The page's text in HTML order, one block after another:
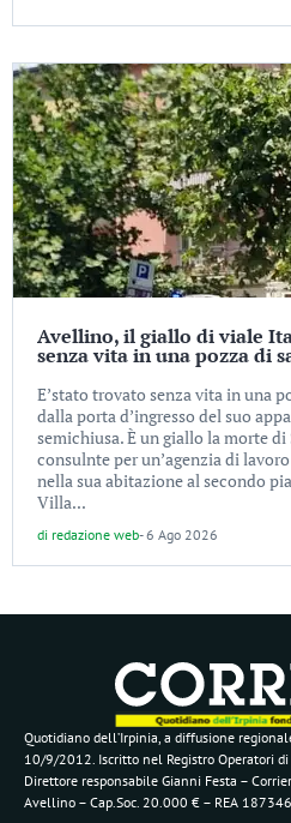
Avellino, il giallo di viale
senza vita in una pozza di
E’stato trovato senza vita in una
dalla porta d’ingresso del suo
semichiusa. È un giallo la morte di
consulnte per un’agenzia di
nella sua abitazione al secondo
Villa...
di redazione web-6 Ago 2026
Quotidiano dell’Irpinia, a diffusione
10/9/2012. Iscritto nel Registro Operatori
Direttore responsabile Gianni Festa –
Avellino – Cap.Soc. 20.000 € – REA